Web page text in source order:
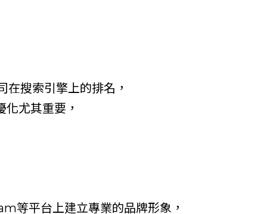
搜索引擎上的排名，
尤其重要，
等平台上建立專業的品牌形象，